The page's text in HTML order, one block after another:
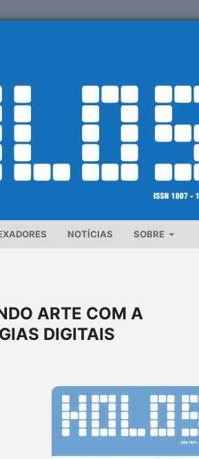
NOTÍCIAS SOBRE
ARTE COM A
DIGITAIS